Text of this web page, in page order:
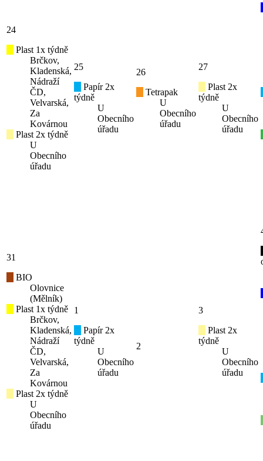
24
Plast 1x týdně
Brčkov,
Kladenská,
Nádraží
ČD,
Velvarská,
Za
Kovárnou
Plast 2x týdně
U
Obecního
úřadu
25
Papír 2x
týdně
U
Obecního
úřadu
26
Tetrapak
U
Obecního
úřadu
27
Plast 2x
týdně
U
Obecního
úřadu
31
BIO
Olovnice
(Mělník)
Plast 1x týdně
Brčkov,
Kladenská,
Nádraží
ČD,
Velvarská,
Za
Kovárnou
Plast 2x týdně
U
Obecního
úřadu
1
Papír 2x
týdně
U
Obecního
úřadu
2
3
Plast 2x
týdně
U
Obecního
úřadu